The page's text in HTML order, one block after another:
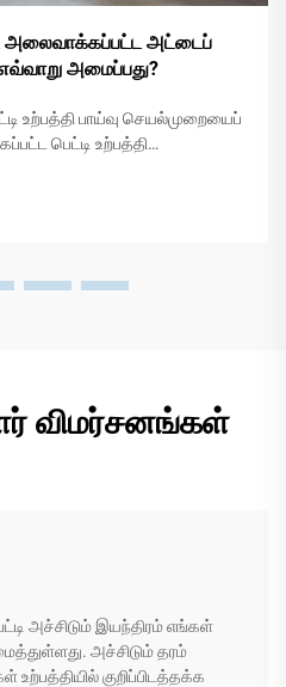
அட்டைப்
அமைப்பது?
உற்பத்தி பாய்வு செயல்முறையைப்
பெட்டி உற்பத்தி
உற்பத்தி வரிசை ஐந்து
பாதுகாப்பான
விமர்சனங்கள்
அச்சிடும் இயந்திரம் எங்கள்
அச்சிடும் தரம்
உற்பத்தியில் குறிப்பிடத்தக்க